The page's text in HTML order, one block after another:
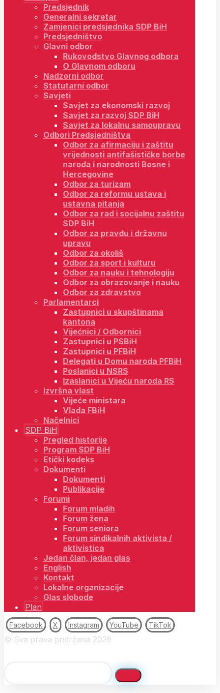
Predsjednik
Generalni sekretar
Zamjenici predsjednika SDP BiH
Predsjedništvo
Glavni odbor
Rukovodstvo Glavnog odbora
O Glavnom odboru
Nadzorni odbor
Statutarni odbor
Savjeti
Savjet za ekonomski razvoj
Savjet za razvoj SDP BiH
Savjet za lokalnu samoupravu
Odbori Predsjedništva
Odbor za afirmaciju i zaštitu
vrijednosti antifašističke borbe
naroda i narodnosti Bosne i
Hercegovine
Odbor za turizam
Odbor za reformu ustava i
ustavna pitanja
Odbor za rad i socijalnu zaštitu
SDP BiH
Odbor za pravdu i državnu
upravu
Odbor za okoliš
Odbor za sport i kulturu
Odbor za nauku i tehnologiju
Odbor za obrazovanje i nauku
Odbor za zdravstvo
Parlamentarci
Zastupnici u skupštinama
kantona
Vijećnici / Odbornici
Zastupnici u PSBiH
Zastupnici u PFBiH
Delegati u Domu naroda PFBiH
Poslanici u NSRS
Izaslanici u Vijeću naroda RS
Izvršna vlast
Vijeće ministara
Vlada FBiH
Načelnici
SDP BiH
Pregled historije
Program SDP BiH
Etički kodeks
Dokumenti
Dokumenti
Publikacije
Forumi
Forum mladih
Forum žena
Forum seniora
Forum sindikalnih aktivista /
aktivistica
Jedan član, jedan glas
English
Kontakt
Lokalne organizacije
Glas slobode
Plan
Facebook X Instagram YouTube TikTok
© Sva prava pridržana 2026